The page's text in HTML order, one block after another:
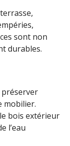
sont non
durables.
mobilier.
bois extérieur
l’eau